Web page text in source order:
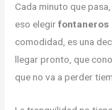
Cada minuto que
eso elegirfontaneros
comodidad, es una
llegar pronto, que
que no va a perder